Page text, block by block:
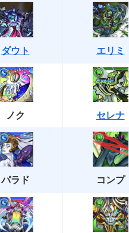
ダウト エリミ
ノク セレナ
パラド コンプ